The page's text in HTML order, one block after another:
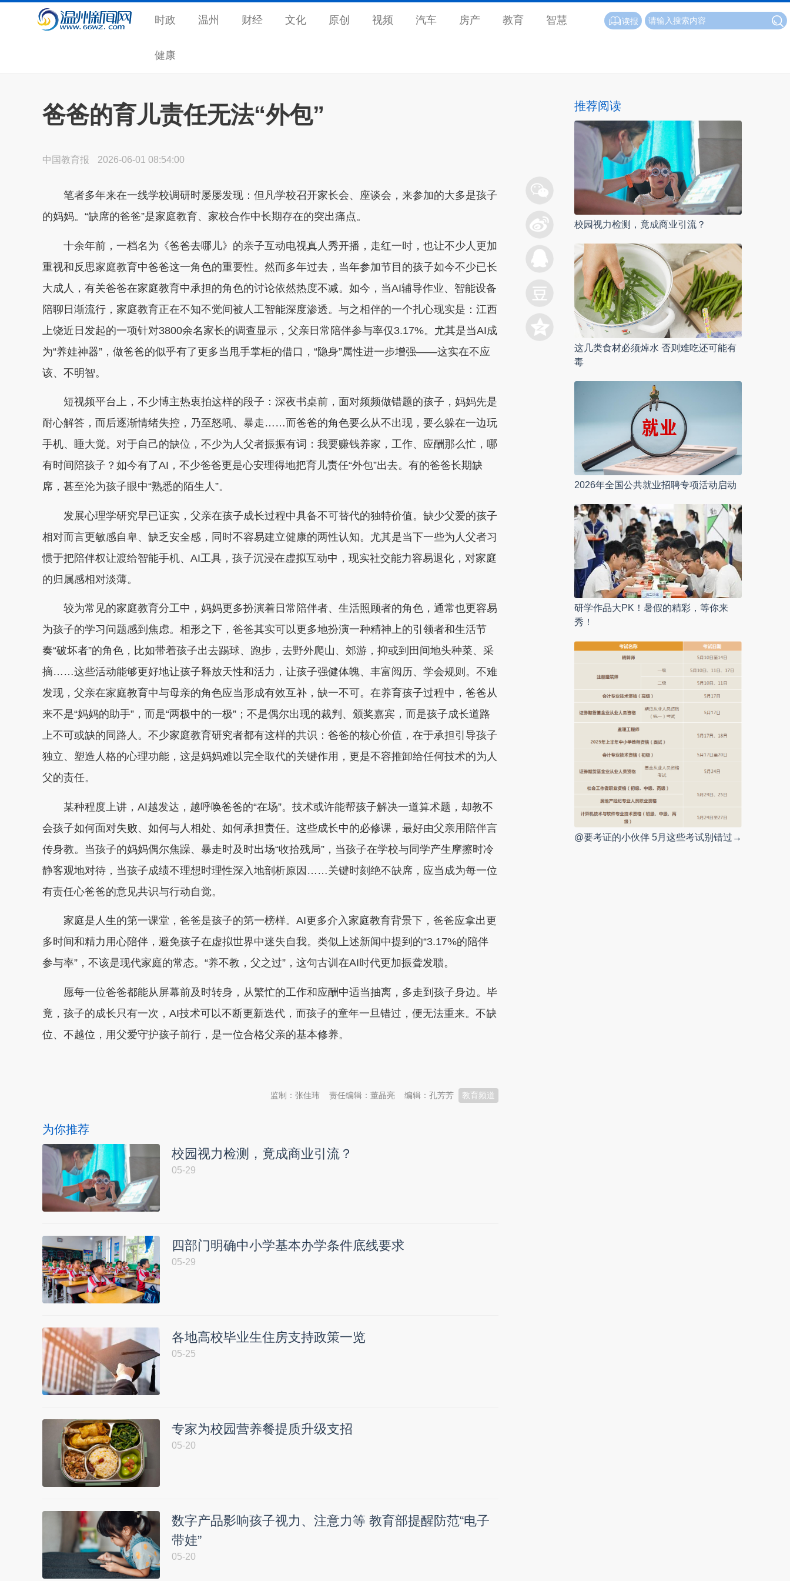
时政 温州 财经 文化 原创 视频 汽车 房产 教育 智慧
健康
读报
爸爸的育儿责任无法“外包”
中国教育报 2026-06-01 08:54:00
笔者多年来在一线学校调研时屡屡发现：但凡学校召开家长会、座谈会，来参加的大多是孩子
的妈妈。“缺席的爸爸”是家庭教育、家校合作中长期存在的突出痛点。
十余年前，一档名为《爸爸去哪儿》的亲子互动电视真人秀开播，走红一时，也让不少人更加
重视和反思家庭教育中爸爸这一角色的重要性。然而多年过去，当年参加节目的孩子如今不少已长
大成人，有关爸爸在家庭教育中承担的角色的讨论依然热度不减。如今，当AI辅导作业、智能设备
陪聊日渐流行，家庭教育正在不知不觉间被人工智能深度渗透。与之相伴的一个扎心现实是：江西
上饶近日发起的一项针对3800余名家长的调查显示，父亲日常陪伴参与率仅3.17%。尤其是当AI成
为“养娃神器”，做爸爸的似乎有了更多当甩手掌柜的借口，“隐身”属性进一步增强——这实在不应
该、不明智。
短视频平台上，不少博主热衷拍这样的段子：深夜书桌前，面对频频做错题的孩子，妈妈先是
耐心解答，而后逐渐情绪失控，乃至怒吼、暴走……而爸爸的角色要么从不出现，要么躲在一边玩
手机、睡大觉。对于自己的缺位，不少为人父者振振有词：我要赚钱养家，工作、应酬那么忙，哪
有时间陪孩子？如今有了AI，不少爸爸更是心安理得地把育儿责任“外包”出去。有的爸爸长期缺
席，甚至沦为孩子眼中“熟悉的陌生人”。
发展心理学研究早已证实，父亲在孩子成长过程中具备不可替代的独特价值。缺少父爱的孩子
相对而言更敏感自卑、缺乏安全感，同时不容易建立健康的两性认知。尤其是当下一些为人父者习
惯于把陪伴权让渡给智能手机、AI工具，孩子沉浸在虚拟互动中，现实社交能力容易退化，对家庭
的归属感相对淡薄。
较为常见的家庭教育分工中，妈妈更多扮演着日常陪伴者、生活照顾者的角色，通常也更容易
为孩子的学习问题感到焦虑。相形之下，爸爸其实可以更多地扮演一种精神上的引领者和生活节
奏“破坏者”的角色，比如带着孩子出去踢球、跑步，去野外爬山、郊游，抑或到田间地头种菜、采
摘……这些活动能够更好地让孩子释放天性和活力，让孩子强健体魄、丰富阅历、学会规则。不难
发现，父亲在家庭教育中与母亲的角色应当形成有效互补，缺一不可。在养育孩子过程中，爸爸从
来不是“妈妈的助手”，而是“两极中的一极”；不是偶尔出现的裁判、颁奖嘉宾，而是孩子成长道路
上不可或缺的同路人。不少家庭教育研究者都有这样的共识：爸爸的核心价值，在于承担引导孩子
独立、塑造人格的心理功能，这是妈妈难以完全取代的关键作用，更是不容推卸给任何技术的为人
父的责任。
某种程度上讲，AI越发达，越呼唤爸爸的“在场”。技术或许能帮孩子解决一道算术题，却教不
会孩子如何面对失败、如何与人相处、如何承担责任。这些成长中的必修课，最好由父亲用陪伴言
传身教。当孩子的妈妈偶尔焦躁、暴走时及时出场“收拾残局”，当孩子在学校与同学产生摩擦时冷
静客观地对待，当孩子成绩不理想时理性深入地剖析原因……关键时刻绝不缺席，应当成为每一位
有责任心爸爸的意见共识与行动自觉。
家庭是人生的第一课堂，爸爸是孩子的第一榜样。AI更多介入家庭教育背景下，爸爸应拿出更
多时间和精力用心陪伴，避免孩子在虚拟世界中迷失自我。类似上述新闻中提到的“3.17%的陪伴
参与率”，不该是现代家庭的常态。“养不教，父之过”，这句古训在AI时代更加振聋发聩。
愿每一位爸爸都能从屏幕前及时转身，从繁忙的工作和应酬中适当抽离，多走到孩子身边。毕
竟，孩子的成长只有一次，AI技术可以不断更新迭代，而孩子的童年一旦错过，便无法重来。不缺
位、不越位，用父爱守护孩子前行，是一位合格父亲的基本修养。
教育频道
编辑：孔芳芳
责任编辑：董晶亮
监制：张佳玮
为你推荐
校园视力检测，竟成商业引流？
05-29
四部门明确中小学基本办学条件底线要求
05-29
各地高校毕业生住房支持政策一览
05-25
专家为校园营养餐提质升级支招
05-20
数字产品影响孩子视力、注意力等 教育部提醒防范“电子
带娃”
05-20
推荐阅读
校园视力检测，竟成商业引流？
这几类食材必须焯水 否则难吃还可能有
毒
2026年全国公共就业招聘专项活动启动
研学作品大PK！暑假的精彩，等你来
秀！
@要考证的小伙伴 5月这些考试别错过→